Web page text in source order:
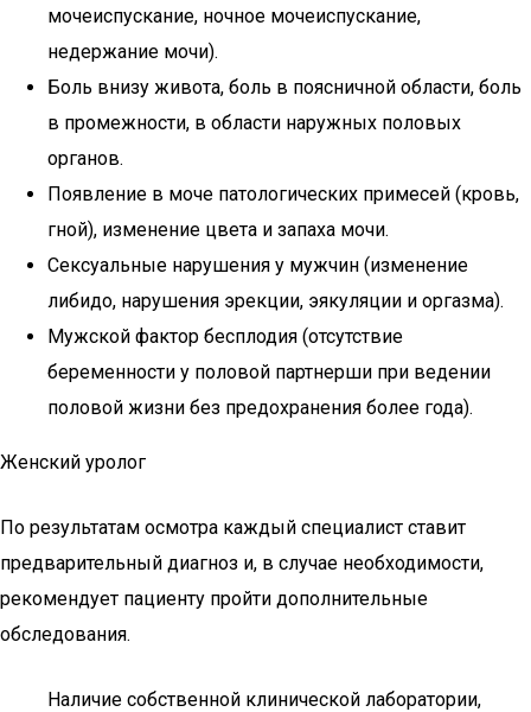
мочеиспускание, ночное мочеиспускание,
недержание мочи).
Боль внизу живота, боль в поясничной области, боль
в промежности, в области наружных половых
органов.
Появление в моче патологических примесей (кровь,
гной), изменение цвета и запаха мочи.
Сексуальные нарушения у мужчин (изменение
либидо, нарушения эрекции, эякуляции и оргазма).
Мужской фактор бесплодия (отсутствие
беременности у половой партнерши при ведении
половой жизни без предохранения более года).
Женский уролог
По результатам осмотра каждый специалист ставит
предварительный диагноз и, в случае необходимости,
рекомендует пациенту пройти дополнительные
обследования.
Наличие собственной клинической лаборатории,